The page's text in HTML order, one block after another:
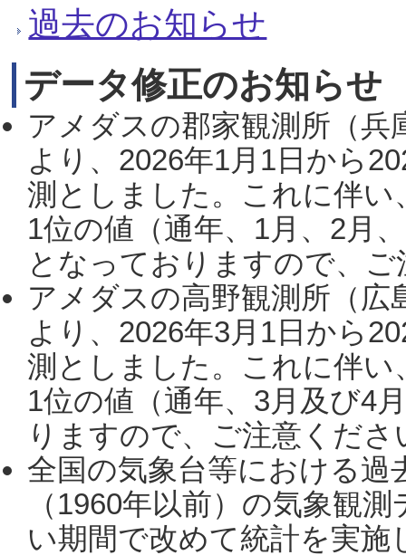
過去のお知らせ
データ修正のお知らせ
アメダスの郡家観測所（
より、2026年1月1日から
測としました。これに伴い
1位の値（通年、1月、2月
となっておりますので、
アメダスの高野観測所（
より、2026年3月1日から
測としました。これに伴い
1位の値（通年、3月及び4
りますので、ご注意くだ
全国の気象台等における過
（1960年以前）の気象観
い期間で改めて統計を実